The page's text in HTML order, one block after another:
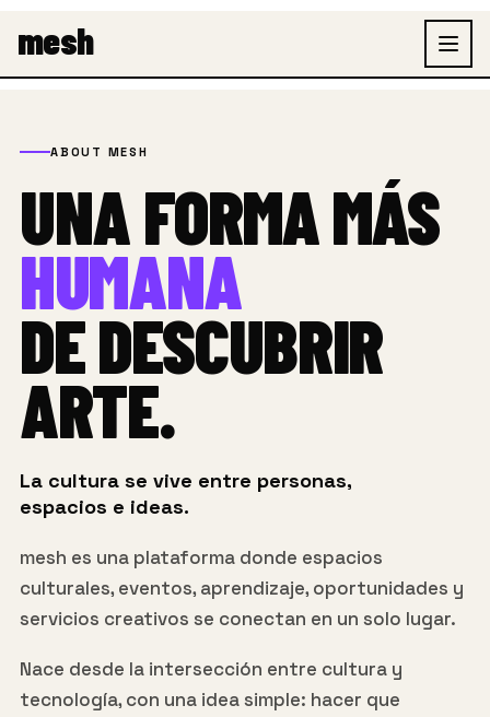
mesh
ABOUT MESH
UNA FORMA MÁS
HUMANA
DE DESCUBRIR
ARTE.
La cultura se vive entre personas,
espacios e ideas.
mesh es una plataforma donde espacios
culturales, eventos, aprendizaje, oportunidades y
servicios creativos se conectan en un solo lugar.
Nace desde la intersección entre cultura y
tecnología, con una idea simple: hacer que